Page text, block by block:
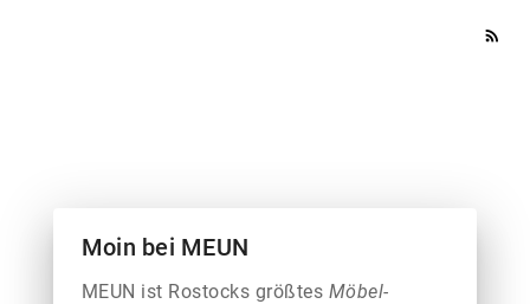
rss_feed
Moin bei MEUN
MEUN ist Rostocks größtes Möbel-